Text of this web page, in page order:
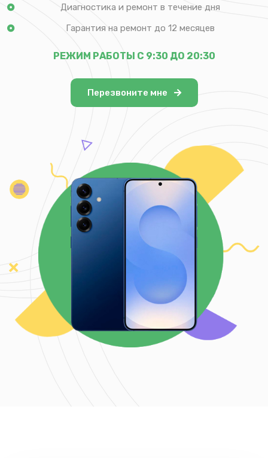
Диагностика и ремонт в течение дня
Гарантия на ремонт до 12 месяцев
РЕЖИМ РАБОТЫ С 9:30 ДО 20:30
Перезвоните мне